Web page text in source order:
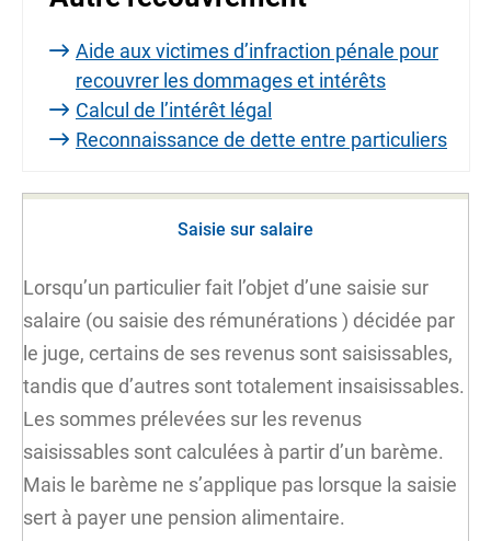
Aide aux victimes d’infraction pénale pour
recouvrer les dommages et intérêts
Calcul de l’intérêt légal
Reconnaissance de dette entre particuliers
Saisie sur salaire
Lorsqu’un particulier fait l’objet d’une saisie sur
salaire (ou saisie des rémunérations) décidée par
le juge, certains de ses revenus sont saisissables,
tandis que d’autres sont totalement insaisissables.
Les sommes prélevées sur les revenus
saisissables sont calculées à partir d’un barème.
Mais le barème ne s’applique pas lorsque la saisie
sert à payer une pension alimentaire.